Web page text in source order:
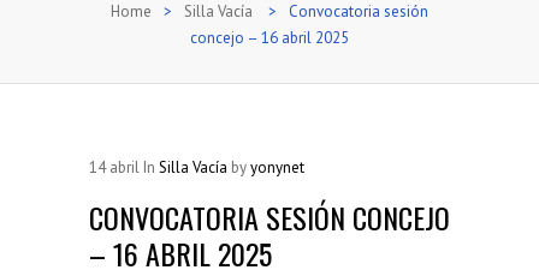
Home > Silla Vacía >
Convocatoria sesión
concejo – 16 abril 2025
14 abril In Silla Vacía byyonynet
CONVOCATORIA SESIÓN CONCEJO
– 16 ABRIL 2025